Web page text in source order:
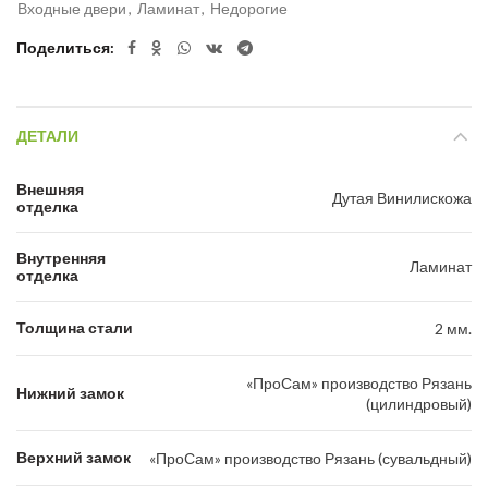
Входные двери, Ламинат, Недорогие
Поделиться
ДЕТАЛИ
Внешняя
отделка
Дутая Винилискожа
Внутренняя
отделка
Ламинат
Толщина стали 2 мм.
Нижний замок
«ПроСам» производство Рязань
(цилиндровый)
Верхний замок «ПроСам» производство Рязань (сувальдный)